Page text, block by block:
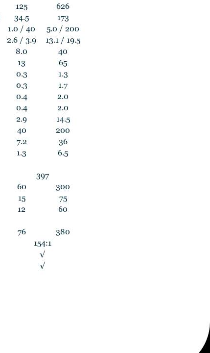
125
626
34.5
173
1.0 / 40
5.0 / 200
2.6 / 3.9
13.1 / 19.5
8.0
40
13
65
0.3
1.3
0.3
1.7
0.4
2.0
0.4
2.0
2.9
14.5
40
200
7.2
36
1.3 6.5
397
60
300
15
75
12 60
76
380
154:1
√
√